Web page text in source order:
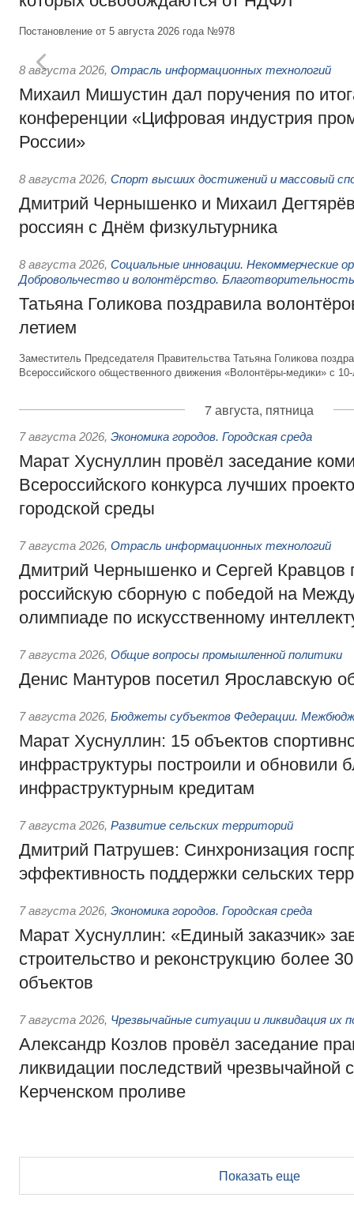
Постановление от 5 августа 2026 года №978
8 августа 2026, Отрасль информационных технологий
Михаил Мишустин дал поручения по
конференции «Цифровая индустрия
России»
8 августа 2026, Спорт высших достижений и массовый
Дмитрий Чернышенко и Михаил
россиян с Днём физкультурника
8 августа 2026, Социальные инновации. Некоммерческие
Добровольчество и волонтёрство. Благотворительность
Татьяна Голикова поздравила
летием
Заместитель Председателя Правительства Татьяна Голикова
Всероссийского общественного движения «Волонтёры-медики» с
7 августа, пятница
7 августа 2026, Экономика городов. Городская среда
Марат Хуснуллин провёл заседание
Всероссийского конкурса лучших
городской среды
7 августа 2026, Отрасль информационных технологий
Дмитрий Чернышенко и Сергей Кравцов
российскую сборную с победой на
олимпиаде по искусственному
7 августа 2026, Общие вопросы промышленной политики
Денис Мантуров посетил Ярославскую
7 августа 2026, Бюджеты субъектов Федерации.
Марат Хуснуллин: 15 объектов
инфраструктуры построили и обновили
инфраструктурным кредитам
7 августа 2026, Развитие сельских территорий
Дмитрий Патрушев: Синхронизация
эффективность поддержки сельских
7 августа 2026, Экономика городов. Городская среда
Марат Хуснуллин: «Единый заказчик»
строительство и реконструкцию более
объектов
7 августа 2026, Чрезвычайные ситуации и ликвидация их
Александр Козлов провёл заседание
ликвидации последствий чрезвычайной
Керченском проливе
Показать еще